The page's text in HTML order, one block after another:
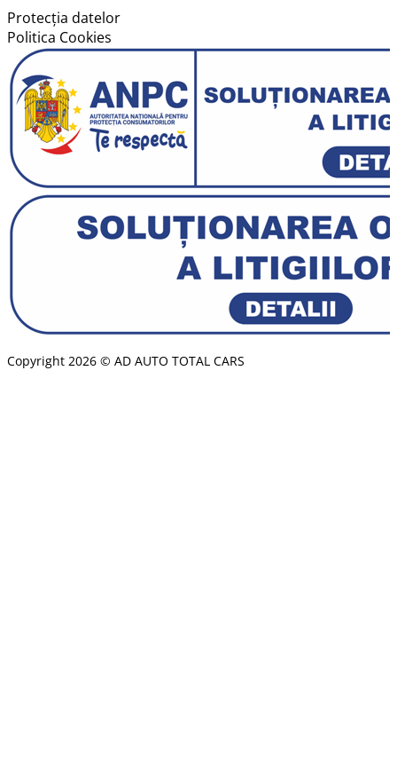
Protecția datelor
Politica Cookies
Copyright 2026 © AD AUTO TOTAL CARS